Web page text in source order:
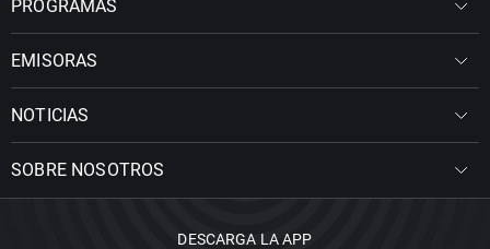
PROGRAMAS
EMISORAS
NOTICIAS
SOBRE NOSOTROS
DESCARGA LA APP